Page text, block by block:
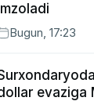
Bugun, 17:23
evaziga